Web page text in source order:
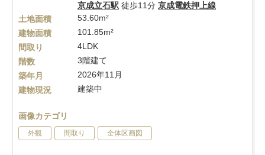
京成立石駅 徒歩11分 京成電鉄押上線
土地面積
53.60m²
建物面積
101.85m²
間取り
4LDK
階数
3階建て
築年月
2026年11月
建物現況
建築中
画像カテゴリ
外観 間取り 全体区画図